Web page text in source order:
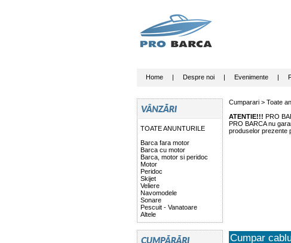
Home| Despre noi| Evenimente|
TOATE ANUNTURILE
Barca fara motor
Barca cu motor
Barca, motor si peridoc
Motor
Peridoc
Skijet
Veliere
Navomodele
Sonare
Pescuit - Vanatoare
Altele
Cumparari > Toate
ATENTIE!!! PRO
PRO BARCA nu
produselor prezente
Cumpar